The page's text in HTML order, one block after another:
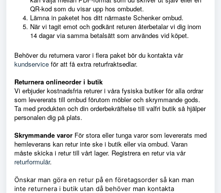
QR-kod som du visar upp hos ombudet.
Lämna in paketet hos ditt närmaste Schenker ombud.
När vi tagit emot och godkänt returen återbetalar vi dig inom
14 dagar via samma betalsätt som användes vid köpet.
Behöver du returnera varor i flera paket bör du kontakta vår
kundservice för att få extra returfraktsedlar.
Returnera onlineorder i butik
Vi erbjuder kostnadsfria returer i våra fysiska butiker för alla ordrar
som levererats till ombud förutom möbler och skrymmande gods.
Ta med produkten och din orderbekräftelse till valfri butik så hjälper
personalen dig på plats.
Skrymmande varor För stora eller tunga varor som levererats med
hemleverans kan retur inte ske i butik eller via ombud. Varan
måste skicka i retur till vårt lager. Registrera en retur via vår
returformulär.
Önskar man göra en retur på en företagsorder så kan man
inte returnera i butik utan då behöver man kontakta